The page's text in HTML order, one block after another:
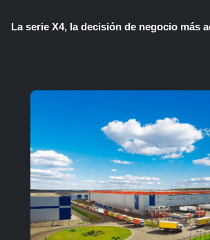
La serie X4, la decisión de negocio más